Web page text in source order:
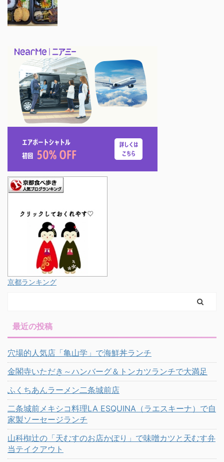
京都ランキング
最近の投稿
穴場的人気店「亀山学」で海鮮丼ランチ
金閣寺いただき～ハンバーグ＆トンカツランチで大満足
ふくちあんラーメン二条城前店
二条城前メキシコ料理LA ESQUINA（ラエスキーナ）で自
家製ソーセージランチ
山科椥辻の「天むすのお店かぽり」で味噌カツと天むす弁
当テイクアウト